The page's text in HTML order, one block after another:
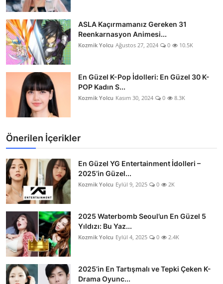
ASLA Kaçırmamanız Gereken 31
Reenkarnasyon Animesi...
Kozmik Yolcu Ağustos 27, 2024 0 10.5K
En Güzel K-Pop İdolleri: En Güzel 30 K-
POP Kadın S...
Kozmik Yolcu Kasım 30, 2024 0 8.3K
Önerilen İçerikler
En Güzel YG Entertainment İdolleri –
2025’in Güzel...
Kozmik Yolcu Eylül 9, 2025 0 2K
2025 Waterbomb Seoul’un En Güzel 5
Yıldızı: Bu Yaz...
Kozmik Yolcu Eylül 4, 2025 0 2.4K
2025’in En Tartışmalı ve Tepki Çeken K-
Drama Oyunc...